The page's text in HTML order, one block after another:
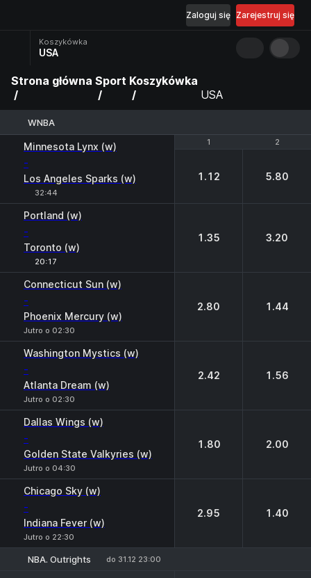
Zarejestruj się
Zaloguj się
Koszykówka
USA
Strona główna Sport Koszykówka
USA
WNBA
1 2
Minnesota Lynx (w)
-
Los Angeles Sparks (w)
32:44
1 2
1.12 5.80
Portland (w)
-
Toronto (w)
20:17
1.35 3.20
Connecticut Sun (w)
-
Phoenix Mercury (w)
Jutro o 02:30
2.80 1.44
Washington Mystics (w)
-
Atlanta Dream (w)
Jutro o 02:30
2.42 1.56
Dallas Wings (w)
-
Golden State Valkyries (w)
Jutro o 04:30
1.80 2.00
Chicago Sky (w)
-
Indiana Fever (w)
Jutro o 22:30
2.95 1.40
NBA. Outrights do 31.12 23:00